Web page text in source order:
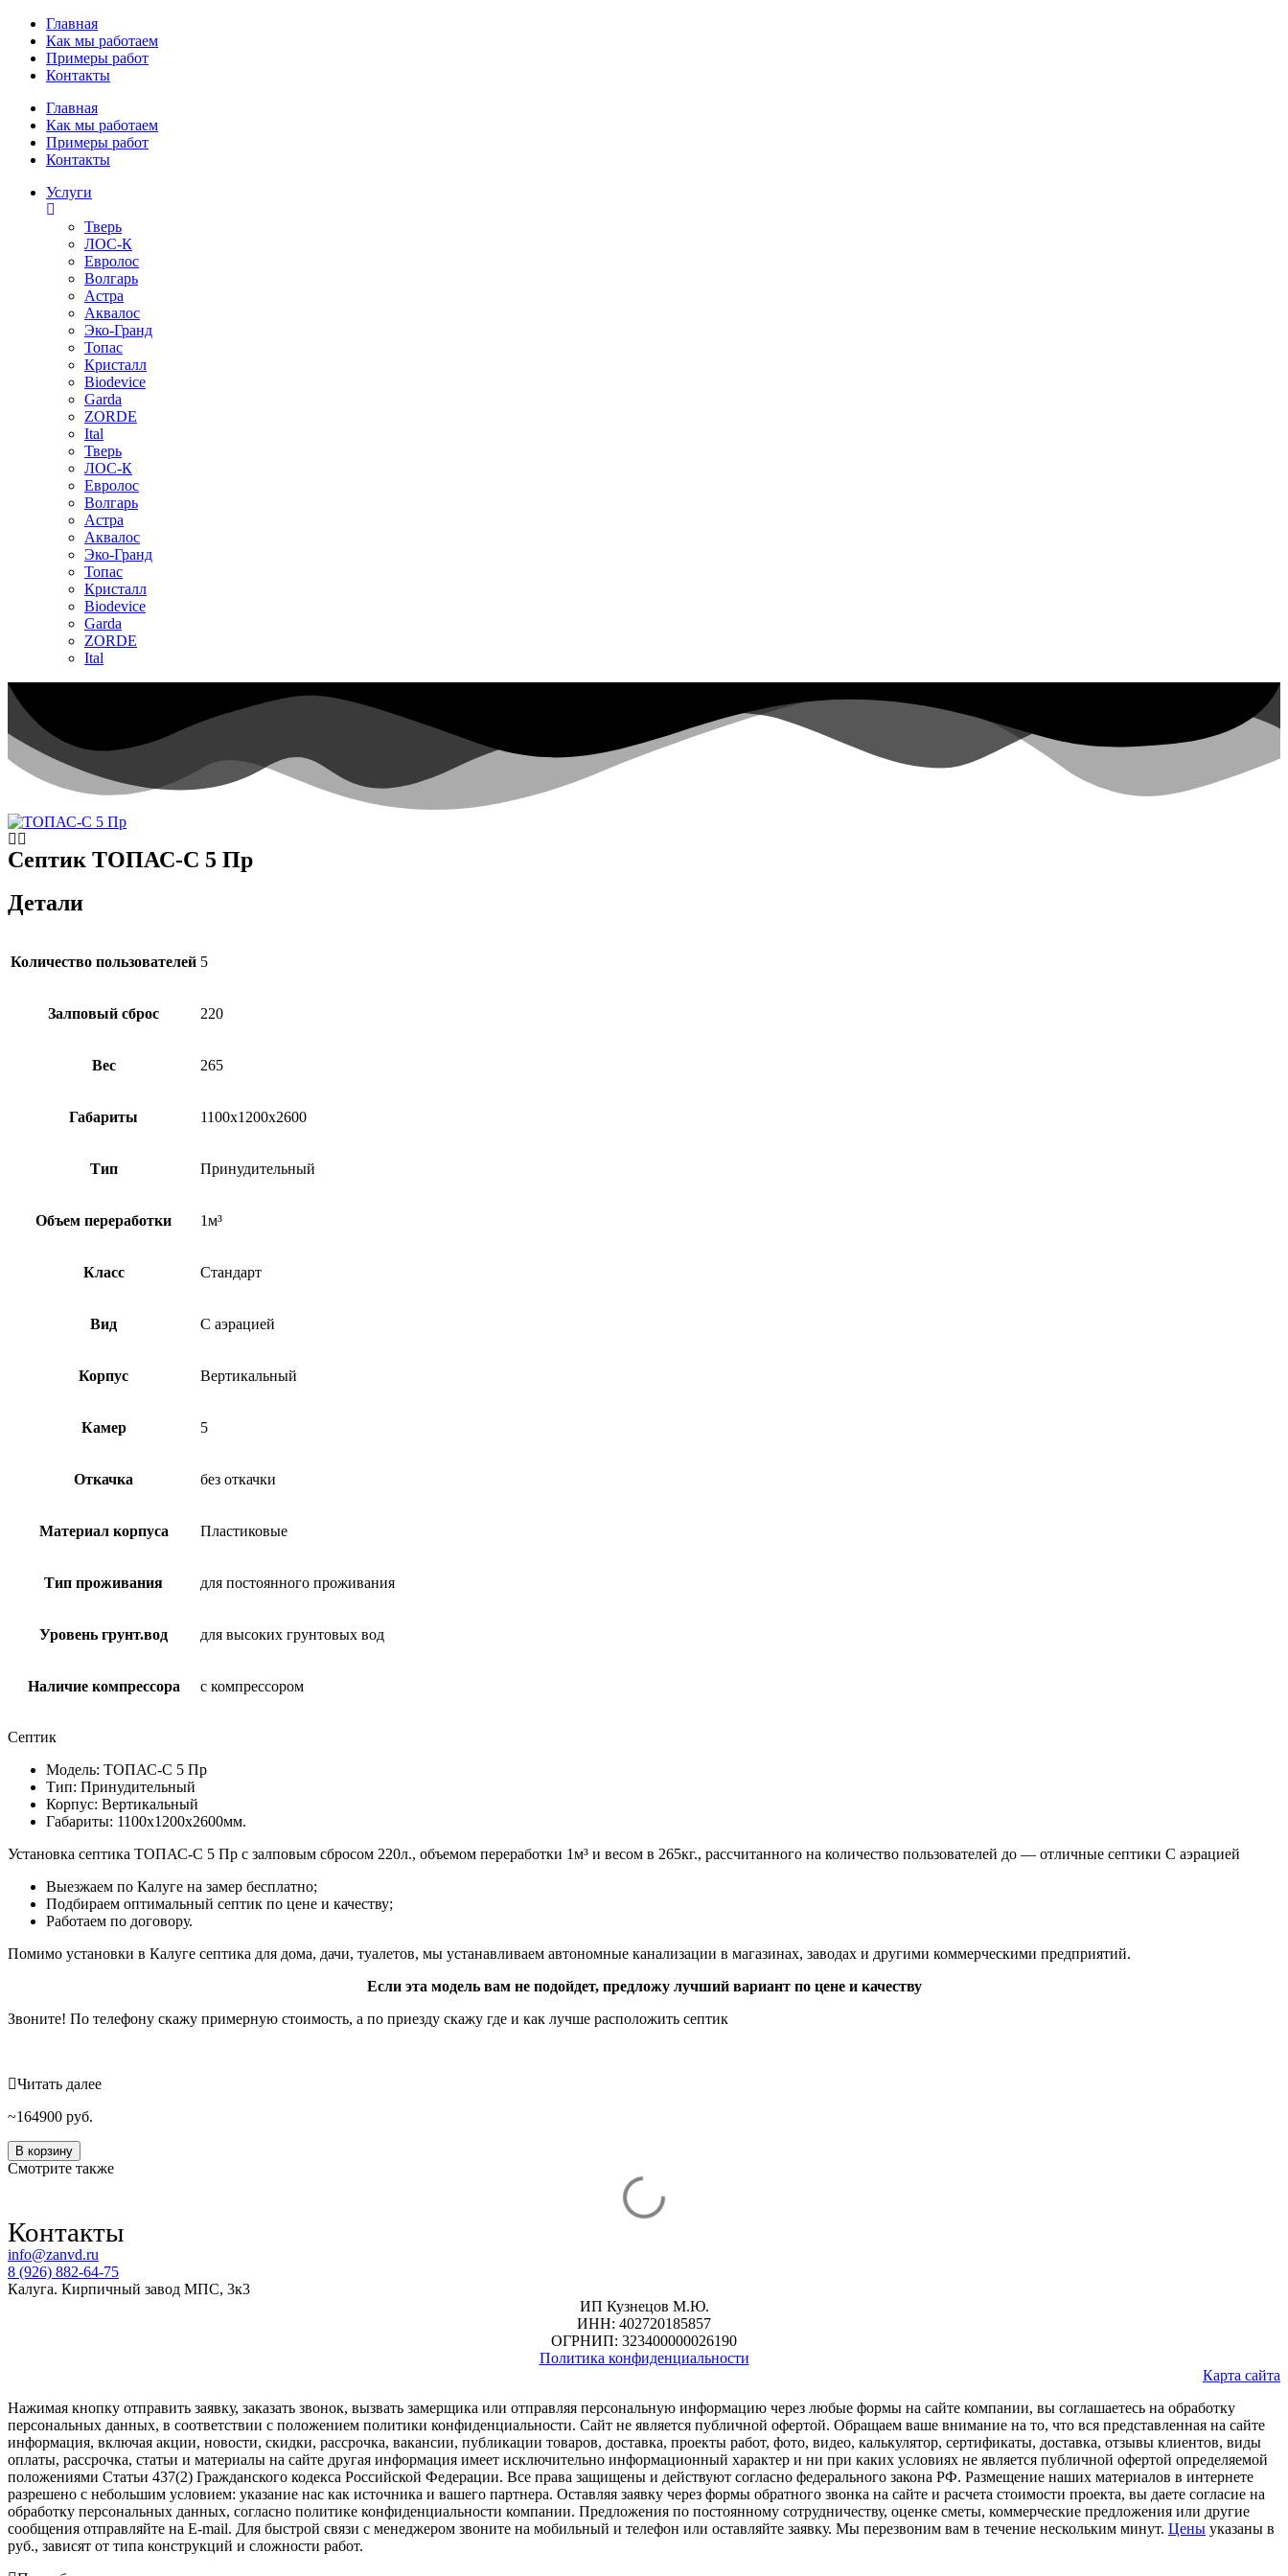
Перейти
содержимому
Главная
Как мы работаем
Примеры работ
Контакты
Главная
Как мы работаем
Примеры работ
Контакты
Услуги
Тверь
ЛОС-К
Евролос
Волгарь
Астра
Аквалос
Эко-Гранд
Топас
Кристалл
Biodevice
Garda
ZORDE
Ital
Тверь
ЛОС-К
Евролос
Волгарь
Астра
Аквалос
Эко-Гранд
Топас
Кристалл
Biodevice
Garda
ZORDE
Ital
Септик ТОПАС-С 5 Пр
Детали
Количество пользователей 5
Залповый сброс 220
Вес 265
Габариты 1100х1200х2600
Тип Принудительный
Объем переработки 1м³
Класс Стандарт
Вид С аэрацией
Корпус Вертикальный
Камер 5
Откачка без откачки
Материал корпуса Пластиковые
Тип проживания для постоянного проживания
Уровень грунт.вод для высоких грунтовых вод
Наличие компрессора с компрессором
Септик
Модель: ТОПАС-С 5 Пр
Тип: Принудительный
Корпус: Вертикальный
Габариты: 1100х1200х2600мм.
Установка септика ТОПАС-С 5 Пр с залповым сбросом 220л., объемом переработки 1м³ и весом в 265кг., рассчитанного на количество пользователей до — отличные септики С аэрацией
Выезжаем по Калуге на замер бесплатно;
Подбираем оптимальный септик по цене и качеству;
Работаем по договору.
Помимо установки в Калуге септика для дома, дачи, туалетов, мы устанавливаем автономные канализации в магазинах, заводах и другими коммерческими предприятий.
Если эта модель вам не подойдет, предложу лучший вариант по цене и качеству
Звоните! По телефону скажу примерную стоимость, а по приезду скажу где и как лучше расположить септик
Читать далее
164900 руб.
Количество
товара
Пр
В корзину
Смотрите также
Контакты
info@zanvd.ru
8 (926) 882-64-75
Калуга. Кирпичный завод МПС, 3к3
ИП Кузнецов М.Ю.
ИНН: 402720185857
ОГРНИП: 323400000026190
Политика конфиденциальности
Карта сайта
Нажимая кнопку отправить заявку, заказать звонок, вызвать замерщика или отправляя персональную информацию через любые формы на сайте компании, вы соглашаетесь на обработку
персональных данных, в соответствии с положением политики конфиденциальности. Сайт не является публичной офертой. Обращаем ваше внимание на то, что вся представленная на сайте
информация, включая акции, новости, скидки, рассрочка, вакансии, публикации товаров, доставка, проекты работ, фото, видео, калькулятор, сертификаты, доставка, отзывы клиентов, виды
оплаты, рассрочка, статьи и материалы на сайте другая информация имеет исключительно информационный характер и ни при каких условиях не является публичной офертой определяемой
положениями Статьи 437(2) Гражданского кодекса Российской Федерации. Все права защищены и действуют согласно федерального закона РФ. Размещение наших материалов в интернете
разрешено с небольшим условием: указание нас как источника и вашего партнера. Оставляя заявку через формы обратного звонка на сайте и расчета стоимости проекта, вы даете согласие на
обработку персональных данных, согласно политике конфиденциальности компании. Предложения по постоянному сотрудничеству, оценке сметы, коммерческие предложения или другие
сообщения отправляйте на E-mail. Для быстрой связи с менеджером звоните на мобильный и телефон или оставляйте заявку. Мы перезвоним вам в течение нескольким минут. Цены указаны в
руб., зависят от типа конструкций и сложности работ.